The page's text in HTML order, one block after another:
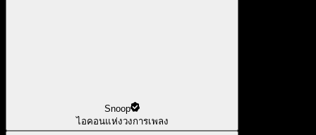
Snoop
ไอคอนแห่งวงการเพลง